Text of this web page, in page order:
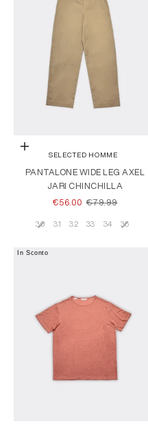
Scegli le opzioni
SELECTED HOMME
PANTALONE WIDE LEG AXEL
JARI CHINCHILLA
PREZZO SCONTATO
€56.00 PREZZO
€79.99
Taglia
30 31 32 33 34 36
In Sconto